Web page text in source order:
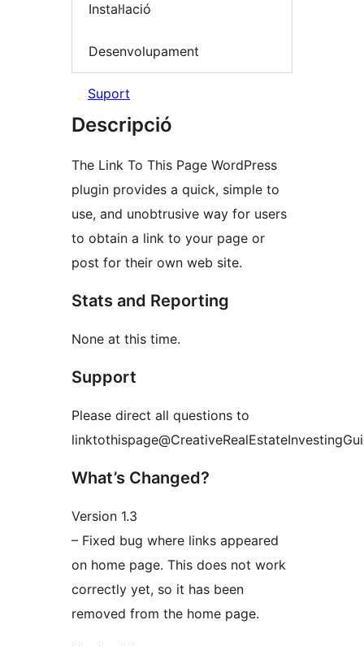
Instal·lació
Desenvolupament
Suport
Descripció
The Link To This Page WordPress
plugin provides a quick, simple to
use, and unobtrusive way for users
to obtain a link to your page or
post for their own web site.
Stats and Reporting
None at this time.
Support
Please direct all questions to
What’s Changed?
Version 1.3
– Fixed bug where links appeared
on home page. This does not work
correctly yet, so it has been
removed from the home page.